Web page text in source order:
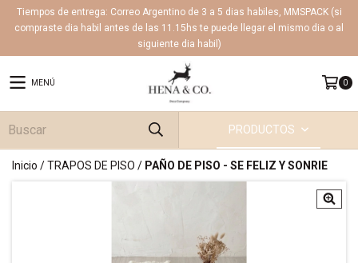
Tiempos de entrega: Correo Argentino de 3 a 5 dias habiles, MMSPACK (si
compraste dia habil antes de las 11.15hs te puede llegar el mismo dia o al
siguiente dia habil)
MENÚ 0
PRODUCTOS
Inicio /TRAPOS DE PISO / PAÑO DE PISO - SE FELIZ Y SONRIE